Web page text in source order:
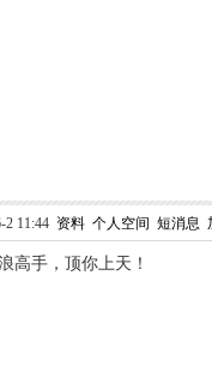
2 11:44 资料 个人空间 短消息
高手，顶你上天！